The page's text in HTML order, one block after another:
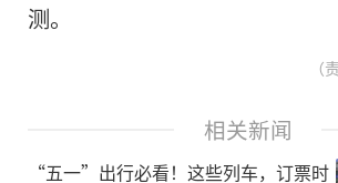
测。
（
相关新闻
“五一”出行必看！这些列车，订票时